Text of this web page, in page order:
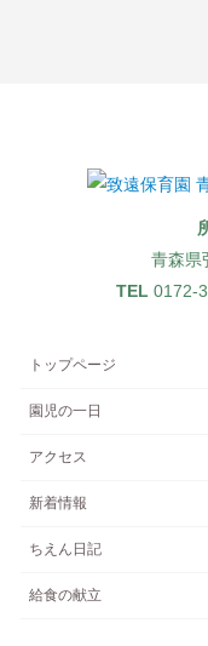
青森県
TEL 0172-
トップページ
園児の一日
アクセス
新着情報
ちえん日記
給食の献立